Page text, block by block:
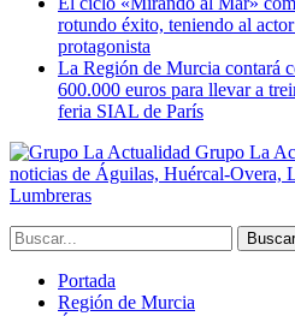
rotundo éxito, teniendo al
protagonista
La Región de Murcia contará
600.000 euros para llevar a
feria SIAL de París
Grupo La
noticias de Águilas, Huércal-Overa,
Lumbreras
Portada
Región de Murcia